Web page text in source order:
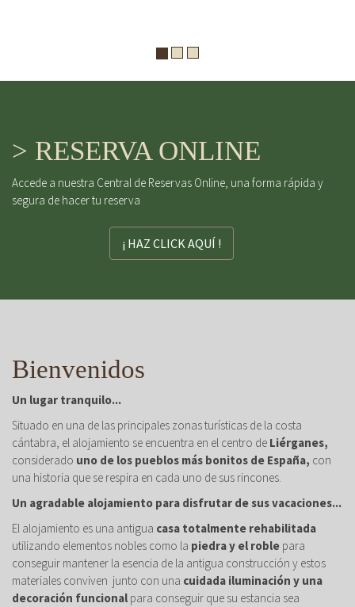
> RESERVA ONLINE
Accede a nuestra Central de Reservas Online, una forma rápida y
segura de hacer tu reserva
¡ HAZ CLICK AQUÍ !
Bienvenidos
Un lugar tranquilo...
Situado en una de las principales zonas turísticas de la costa
cántabra, el alojamiento se encuentra en el centro de Liérganes,
considerado uno de los pueblos más bonitos de España, con
una historia que se respira en cada uno de sus rincones.
Un agradable alojamiento para disfrutar de sus vacaciones...
El alojamiento es una antigua casa totalmente rehabilitada
utilizando elementos nobles como la piedra y el roble para
conseguir mantener la esencia de la antigua construcción y estos
materiales conviven junto con una cuidada iluminación y una
decoración funcional para conseguir que su estancia sea